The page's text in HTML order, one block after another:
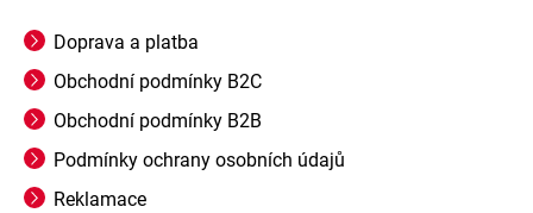
Doprava a platba
Obchodní podmínky B2C
Obchodní podmínky B2B
Podmínky ochrany osobních údajů
Reklamace